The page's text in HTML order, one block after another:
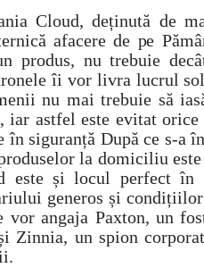
Cloud, deținută de
afacere de pe
produs, nu trebuie
îi vor livra lucrul
nu mai trebuie să
iar astfel este evitat
în siguranță După ce s-a
la domiciliu este
este și locul perfect
generos și condițiilor
vor angaja Paxton, un
Zinnia, un spion